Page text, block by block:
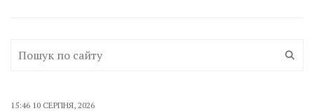
15:46 10 СЕРПНЯ, 2026